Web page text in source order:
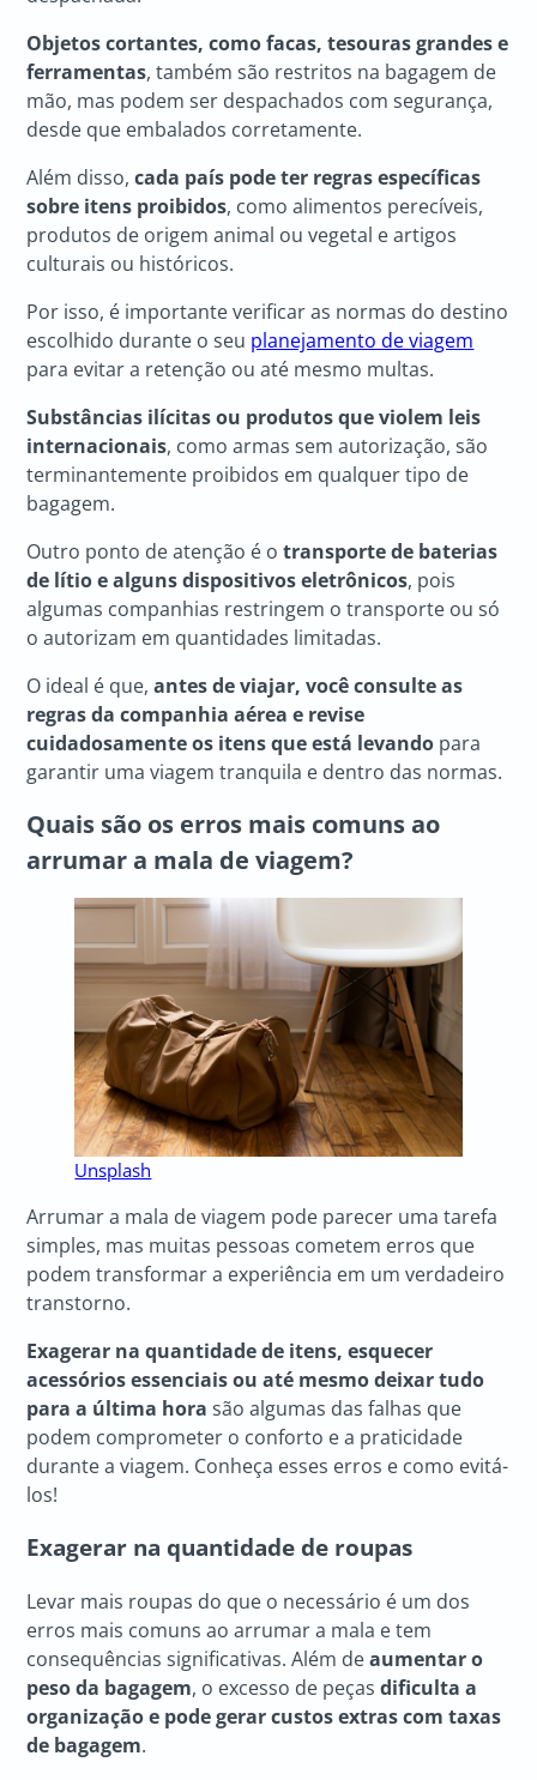
Objetos cortantes, como facas, tesouras grandes e
ferramentas, também são restritos na bagagem de
mão, mas podem ser despachados com segurança,
desde que embalados corretamente.
Além disso,cada país pode ter regras específicas
sobre itens proibidos, como alimentos perecíveis,
produtos de origem animal ou vegetal e artigos
culturais ou históricos.
Por isso, é importante verificar as normas do destino
escolhido durante o seu planejamento de viagem
para evitar a retenção ou até mesmo multas.
Substâncias ilícitas ou produtos que violem leis
internacionais, como armas sem autorização, são
terminantemente proibidos em qualquer tipo de
bagagem.
Outro ponto de atenção é otransporte de baterias
de lítio e alguns dispositivos eletrônicos, pois
algumas companhias restringem o transporte ou só
o autorizam em quantidades limitadas.
O ideal é que,antes de viajar, você consulte as
regras da companhia aérea e revise
cuidadosamente os itens que está levando para
garantir uma viagem tranquila e dentro das normas.
Quais são os erros mais comuns ao
arrumar a mala de viagem?
Unsplash
Arrumar a mala de viagem pode parecer uma tarefa
simples, mas muitas pessoas cometem erros que
podem transformar a experiência em um verdadeiro
transtorno.
Exagerar na quantidade de itens, esquecer
acessórios essenciais ou até mesmo deixar tudo
para a última hora são algumas das falhas que
podem comprometer o conforto e a praticidade
durante a viagem. Conheça esses erros e como evitá-
los!
Exagerar na quantidade de roupas
Levar mais roupas do que o necessário é um dos
erros mais comuns ao arrumar a mala e tem
consequências significativas. Além deaumentar o
peso da bagagem, o excesso de peçasdificulta a
organização e pode gerar custos extras com taxas
de bagagem.